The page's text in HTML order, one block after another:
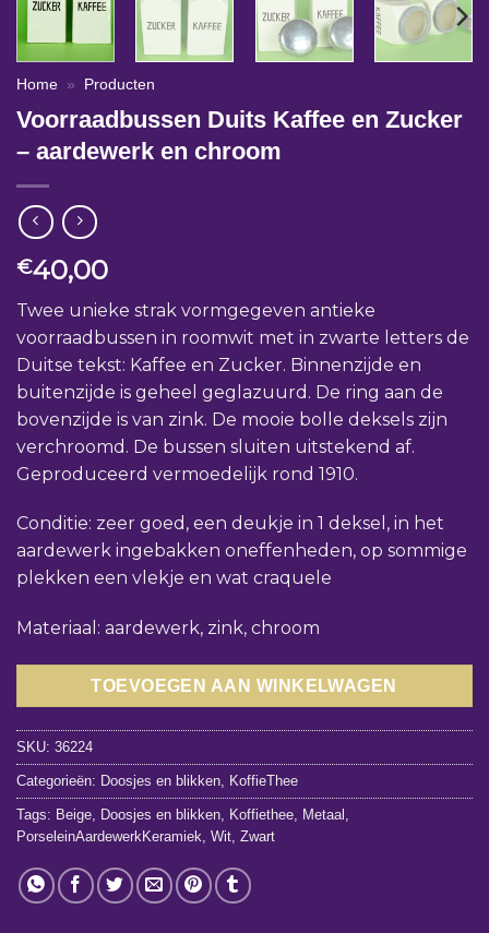
Home » Producten
Voorraadbussen Duits Kaffee en Zucker
– aardewerk en chroom
€40,00
Twee unieke strak vormgegeven antieke
voorraadbussen in roomwit met in zwarte letters de
Duitse tekst: Kaffee en Zucker. Binnenzijde en
buitenzijde is geheel geglazuurd. De ring aan de
bovenzijde is van zink. De mooie bolle deksels zijn
verchroomd. De bussen sluiten uitstekend af.
Geproduceerd vermoedelijk rond 1910.
Conditie: zeer goed, een deukje in 1 deksel, in het
aardewerk ingebakken oneffenheden, op sommige
plekken een vlekje en wat craquele
Materiaal: aardewerk, zink, chroom
TOEVOEGEN AAN WINKELWAGEN
SKU: 36224
Categorieën: Doosjes en blikken KoffieThee
Tags: Beige Doosjes en blikken Koffiethee Metaal
PorseleinAardewerkKeramiek Wit Zwart